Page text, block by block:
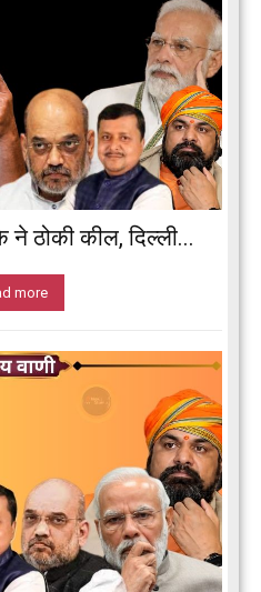
ठोकी कील, दिल्ली...
more